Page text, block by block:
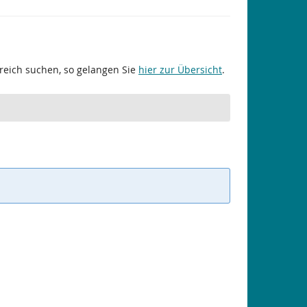
suchen, so gelangen Sie hier zur Übersicht.